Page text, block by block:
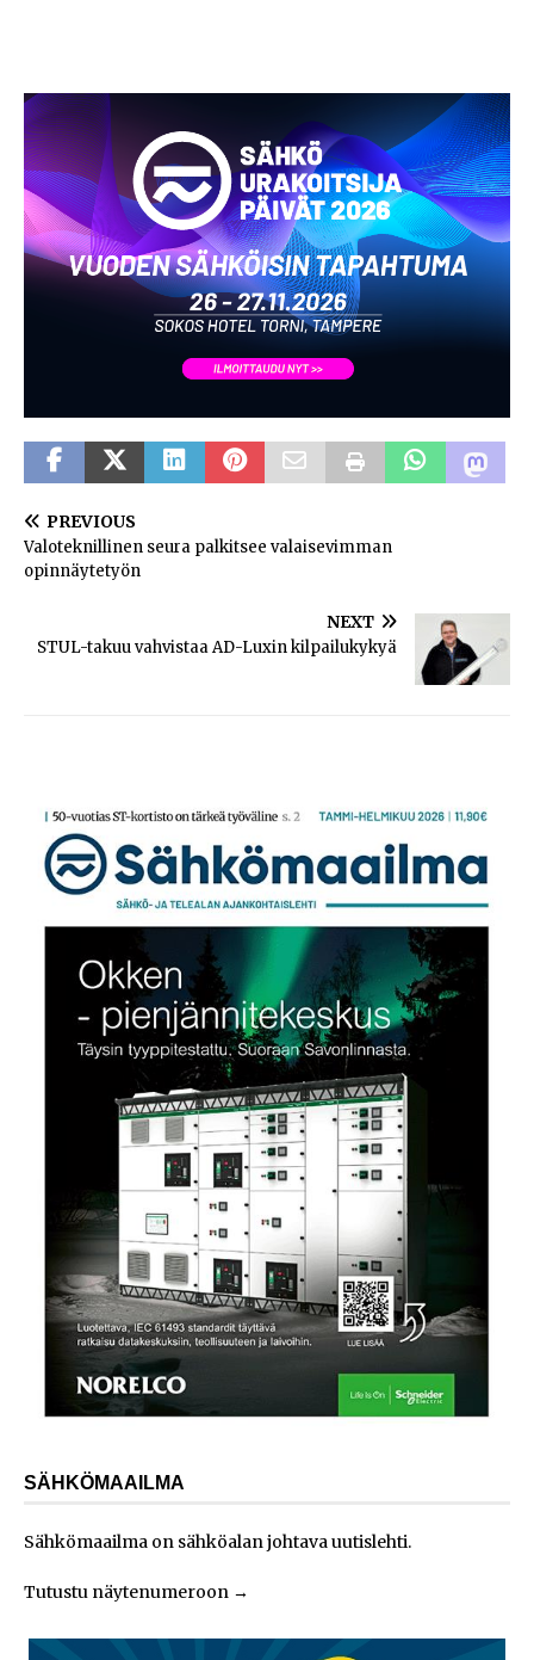
PREVIOUS
Valoteknillinen seura palkitsee valaisevimman
opinnäytetyön
NEXT
STUL-takuu vahvistaa AD-Luxin kilpailukykyä
SÄHKÖMAAILMA
Sähkömaailma on sähköalan johtava uutislehti.
Tutustu näytenumeroon →